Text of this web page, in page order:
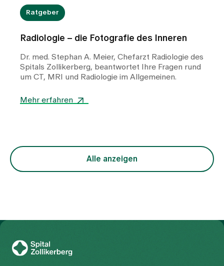
Ratgeber
Radiologie – die Fotografie des Inneren
Dr. med. Stephan A. Meier, Chefarzt Radiologie des
Spitals Zollikerberg, beantwortet Ihre Fragen rund
um CT, MRI und Radiologie im Allgemeinen.
Mehr erfahren
Alle anzeigen